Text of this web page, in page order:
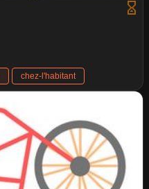
chez-l'habitant